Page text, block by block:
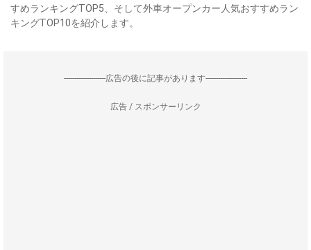
すめランキングTOP5、そして外車オープンカー人気おすすめラン
キングTOP10を紹介します。
--------------------広告の後に記事があります--------------------
広告 / スポンサーリンク